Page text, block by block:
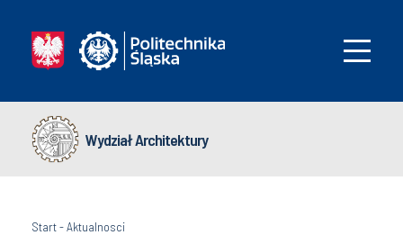
Wydział Architektury
Start-Aktualnosci